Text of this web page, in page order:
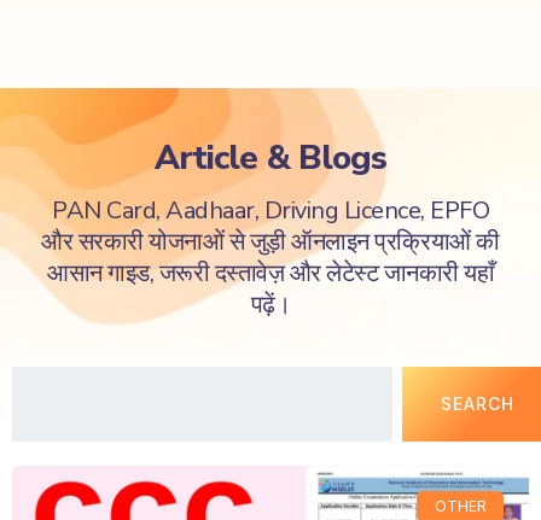
Article & Blogs
PAN Card, Aadhaar, Driving Licence, EPFO
और सरकारी योजनाओं से जुड़ी ऑनलाइन प्रक्रियाओं की
आसान गाइड, जरूरी दस्तावेज़ और लेटेस्ट जानकारी यहाँ
पढ़ें।
SEARCH
OTHER